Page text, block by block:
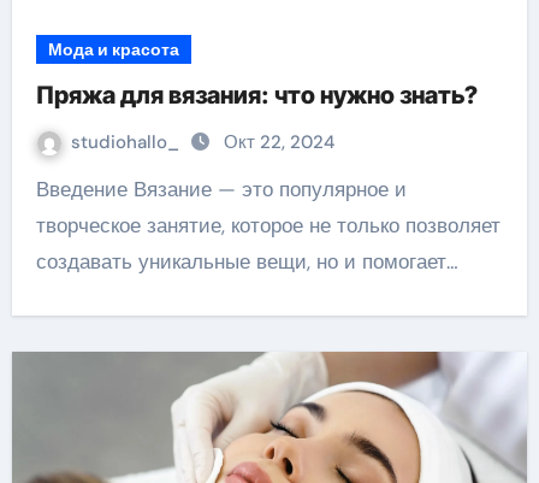
Мода и красота
Пряжа для вязания: что нужно знать?
studiohallo_ Окт 22, 2024
Введение Вязание — это популярное и
творческое занятие, которое не только позволяет
создавать уникальные вещи, но и помогает…